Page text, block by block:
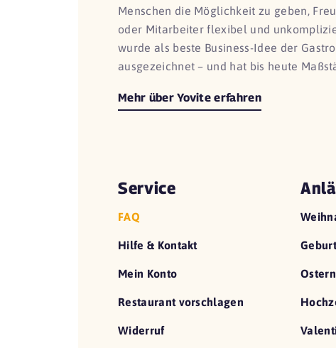
Menschen die Möglichkeit zu geben,
oder Mitarbeiter flexibel und
wurde als beste Business-Idee der
ausgezeichnet – und hat bis heute
Mehr über Yovite erfahren
Service
FAQ
Hilfe & Kontakt
Mein Konto
Restaurant vorschlagen
Widerruf
Ostern